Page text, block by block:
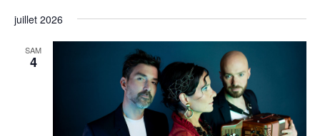
juillet 2026
SAM
4